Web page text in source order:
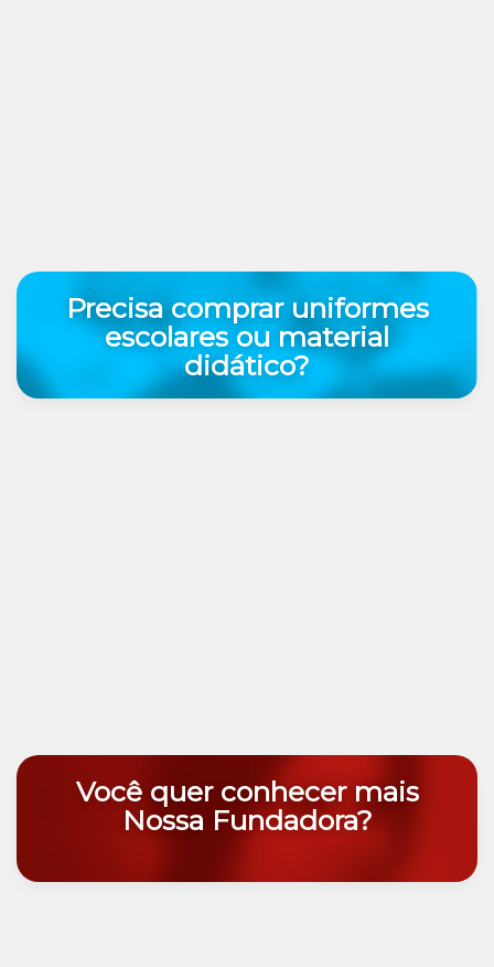
Precisa comprar uniformes
escolares ou material
didático?
Você quer conhecer mais
Nossa Fundadora?